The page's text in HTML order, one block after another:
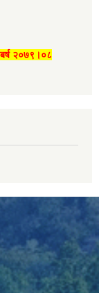
बर्ष २०७९।०८